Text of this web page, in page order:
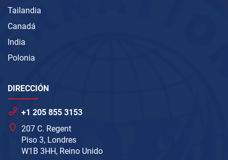
Tailandia
Canadá
India
Polonia
DIRECCIÓN
+1 205 855 3153
207 C. Regent
Piso 3, Londres
W1B 3HH, Reino Unido